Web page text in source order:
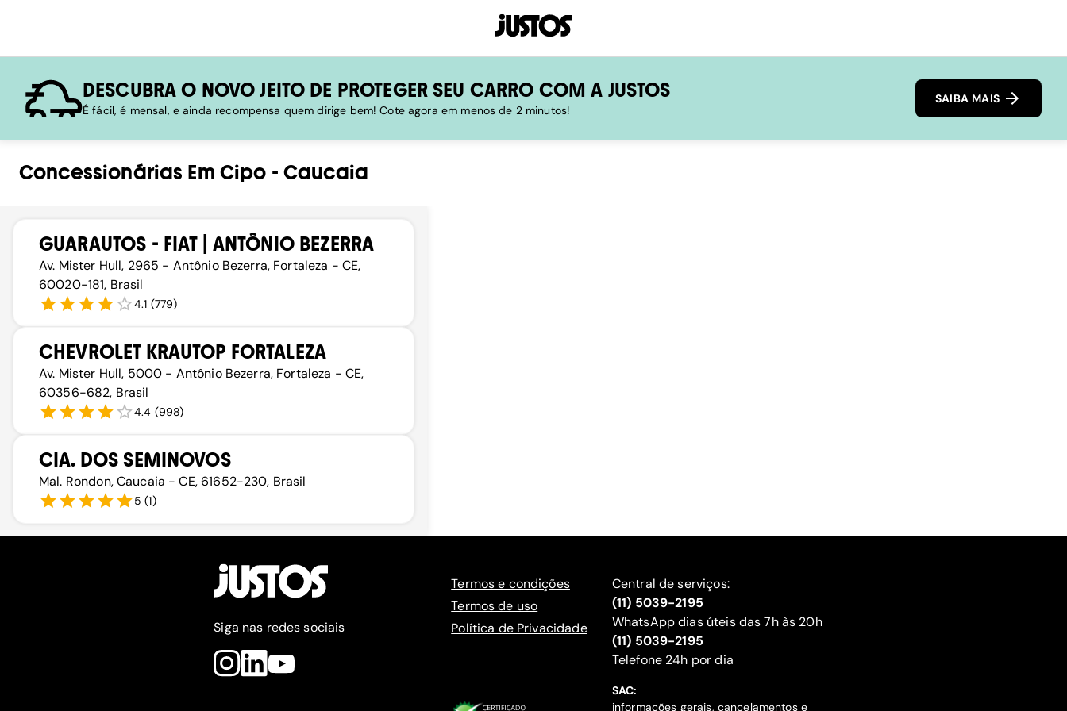
DESCUBRA O NOVO JEITO DE PROTEGER SEU CARRO COM A JUSTOS
É fácil, é mensal, e ainda recompensa quem dirige bem! Cote agora em menos de 2 minutos!
SAIBA MAIS
Concessionárias Em Cipo - Caucaia
GUARAUTOS - FIAT | ANTÔNIO BEZERRA
Av. Mister Hull, 2965 - Antônio Bezerra, Fortaleza - CE,
60020-181, Brasil
4.1 (779)
CHEVROLET KRAUTOP FORTALEZA
Av. Mister Hull, 5000 - Antônio Bezerra, Fortaleza - CE,
60356-682, Brasil
4.4 (998)
CIA. DOS SEMINOVOS
Mal. Rondon, Caucaia - CE, 61652-230, Brasil
5 (1)
Siga nas redes sociais
Termos e condições
Termos de uso
Política de Privacidade
Central de serviços:
(11) 5039-2195
WhatsApp dias úteis das 7h às 20h
(11) 5039-2195
‍Telefone 24h por dia
SAC:
informações gerais, cancelamentos e